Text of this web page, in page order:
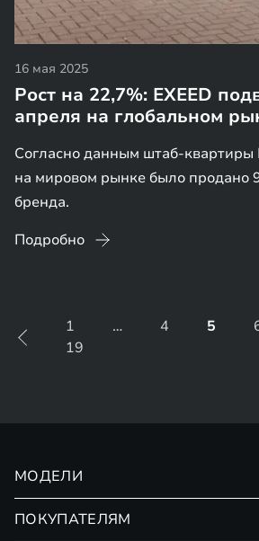
16 мая 2025
Рост на 22,7%: EXEED
апреля на глобальном
Согласно данным штаб-квартиры
на мировом рынке было продано
бренда.
Подробно
1 … 4 5
19
МОДЕЛИ
ПОКУПАТЕЛЯМ